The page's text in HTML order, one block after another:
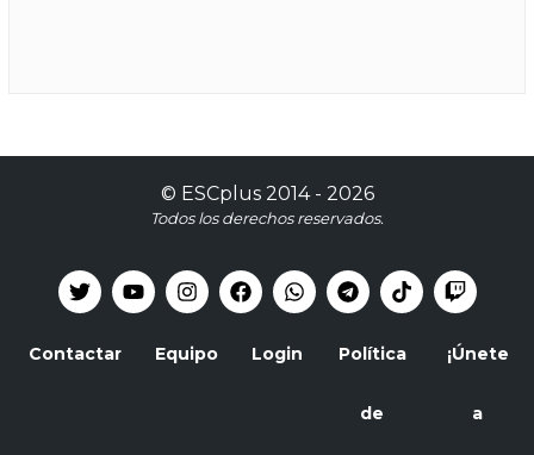
© ESCplus2014 - 2026
Todos los derechos reservados.
Contactar Equipo Login Política
de
¡Únete
a